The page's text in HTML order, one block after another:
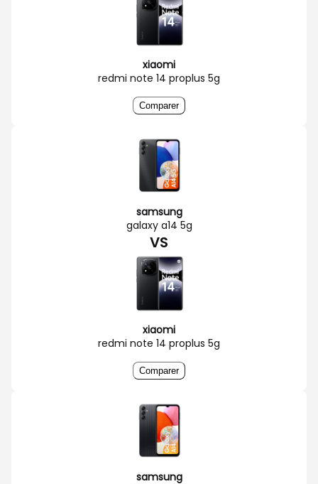
xiaomi
redmi note 14 proplus 5g
Comparer
samsung
galaxy a14 5g
VS
xiaomi
redmi note 14 proplus 5g
Comparer
samsung